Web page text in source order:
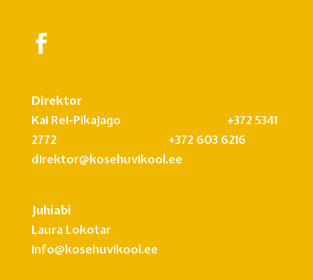
Direktor
Kai Rei-Pikajago +372 5341
2772 +372 603 6216
direktor@kosehuvikool.ee
Juhiabi
Laura Lokotar
info@kosehuvikool.ee